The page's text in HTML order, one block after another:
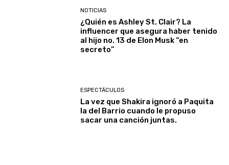
NOTICIAS
¿Quién es Ashley St. Clair? La
influencer que asegura haber tenido
al hijo no. 13 de Elon Musk “en
secreto”
ESPECTÁCULOS
La vez que Shakira ignoró a Paquita
la del Barrio cuando le propuso
sacar una canción juntas.